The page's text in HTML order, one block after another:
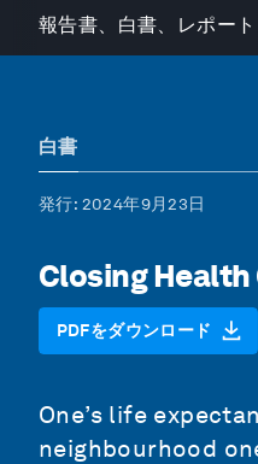
報告書、白書、レポート
白書
発行: 2024年9月23日
Closing
PDFをダウンロード
One’s life
neighbourhood